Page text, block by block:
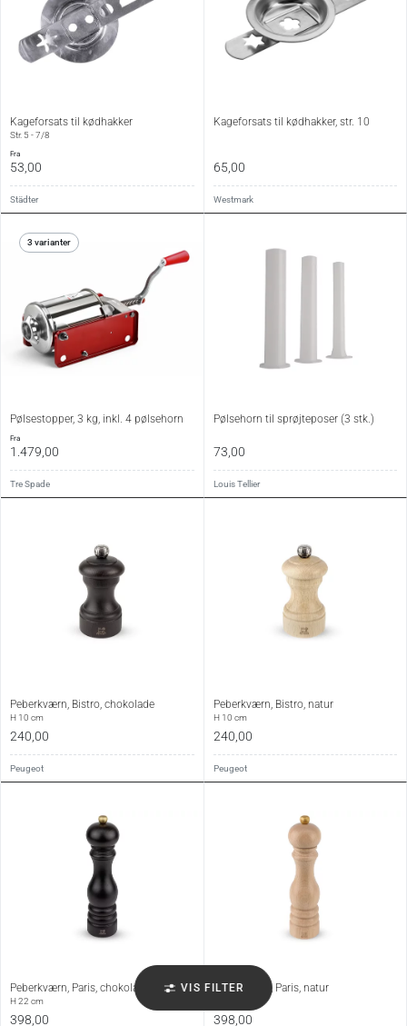
VIS FILTER
Kageforsats til kødhakker
Str. 5 - 7/8
fra
53,00
Städter
Kageforsats til kødhakker, str. 10
65,00
Westmark
3 varianter
Pølsestopper, 3 kg, inkl. 4 pølsehorn
fra
1.479,00
Tre Spade
Pølsehorn til sprøjteposer (3 stk.)
73,00
Louis Tellier
Peberkværn, Bistro, chokolade
H 10 cm
240,00
Peugeot
Peberkværn, Bistro, natur
H 10 cm
240,00
Peugeot
Peberkværn, Paris, chokolade
H 22 cm
398,00
Peberkværn, Paris, natur
398,00